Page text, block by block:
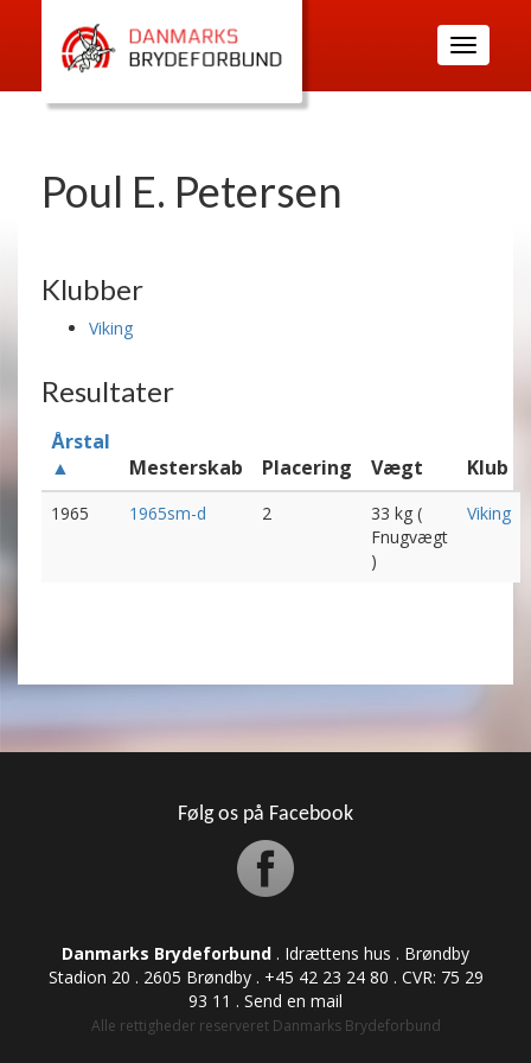
Toggle
navigation
Poul E. Petersen
Klubber
Viking
Resultater
Årstal
▲
Mesterskab Placering Vægt Klub
1965 1965sm-d 2
33 kg (
Fnugvægt
)
Viking
Følg os på Facebook
Danmarks Brydeforbund . Idrættens hus . Brøndby
Stadion 20 . 2605 Brøndby . +45 42 23 24 80 . CVR: ​​​​​​75 29
93 11 . Send en mail
Alle rettigheder reserveret Danmarks Brydeforbund